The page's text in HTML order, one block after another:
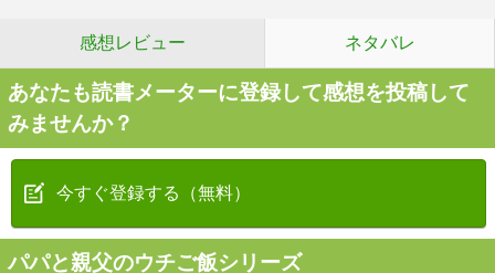
感想レビュー ネタバレ
あなたも読書メーターに登録して感想を投稿して
みませんか？
今すぐ登録する（無料）
パパと親父のウチご飯シリーズ